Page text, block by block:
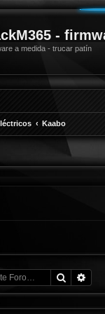
-
a medida - trucar patín
Kaabo
Buscar